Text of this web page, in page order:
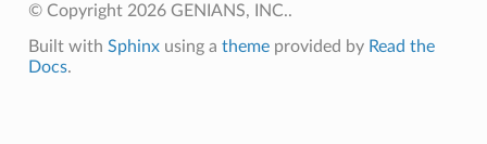
© Copyright 2026 GENIANS, INC..
Built with Sphinxusing a themeprovided by Read the
Docs.